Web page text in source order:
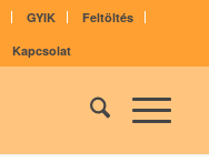
GYIK
Feltöltés
Kapcsolat